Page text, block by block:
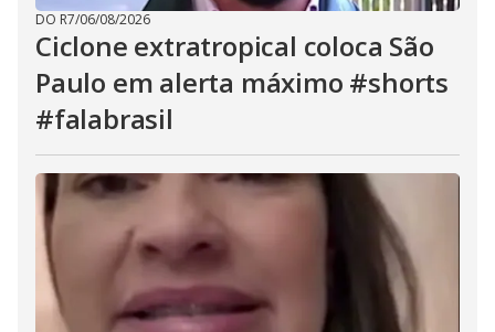
DO R7/06/08/2026
Ciclone extratropical coloca São
Paulo em alerta máximo #shorts
#falabrasil